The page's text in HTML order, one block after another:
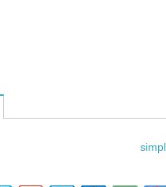
gird的相关资料：